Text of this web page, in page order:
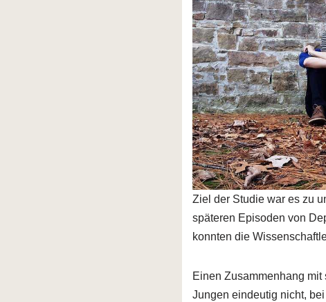
Ziel der Studie war es zu
späteren Episoden von
konnten die
Einen Zusammenhang
Jungen eindeutig nicht,